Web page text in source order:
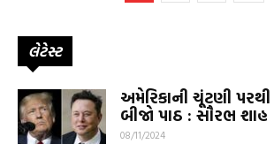
લેટેસ્ટ
અમેરિકાની ચૂંટણી
બીજો પાઠ : સૌરભ શાહ
08/11/2024